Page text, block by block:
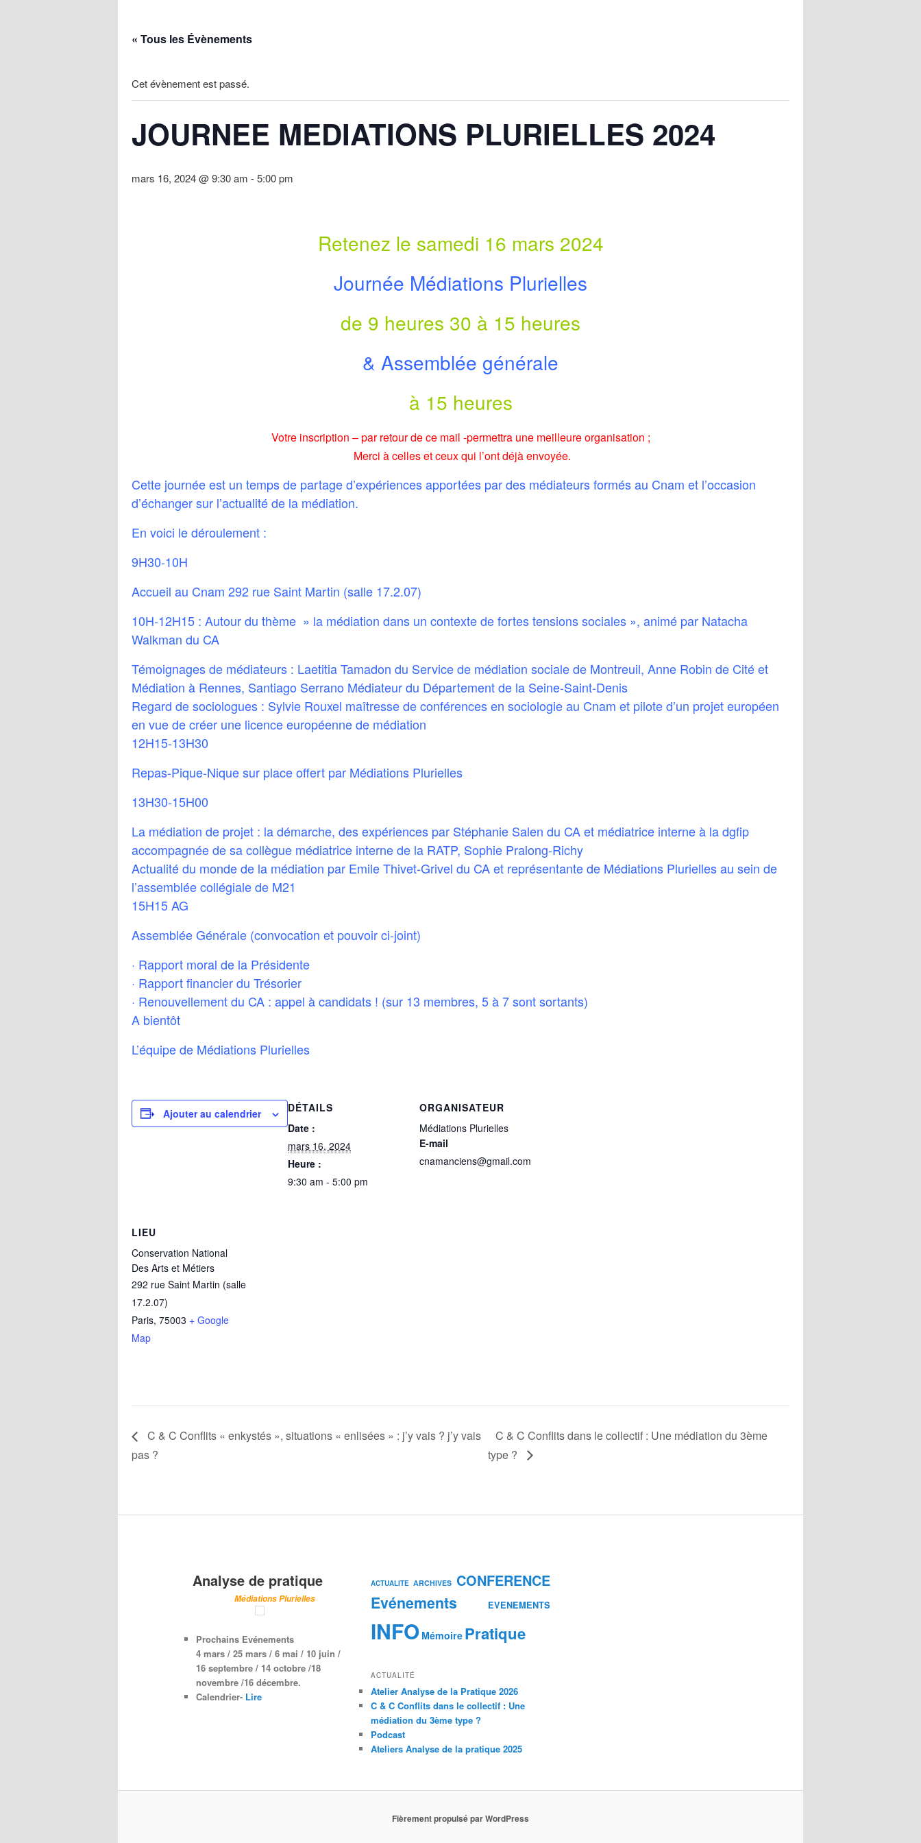
« Tous les Évènements
Cet évènement est passé.
JOURNEE MEDIATIONS PLURIELLES 2024
mars 16, 2024 @ 9:30 am -5:00 pm
Retenez le samedi 16 mars 2024
Journée Médiations Plurielles
de 9 heures 30 à 15 heures
& Assemblée générale
à 15 heures
Votre inscription – par retour de ce mail -permettra une meilleure organisation ;
Merci à celles et ceux qui l’ont déjà envoyée.
Cette journée est un temps de partage d’expériences apportées par des médiateurs formés au Cnam et l’occasion
d’échanger sur l’actualité de la médiation.
En voici le déroulement :
9H30-10H
Accueil au Cnam 292 rue Saint Martin (salle 17.2.07)
10H-12H15 : Autour du thème » la médiation dans un contexte de fortes tensions sociales », animé par Natacha
Walkman du CA
Témoignages de médiateurs : Laetitia Tamadon du Service de médiation sociale de Montreuil, Anne Robin de Cité et
Médiation à Rennes, Santiago Serrano Médiateur du Département de la Seine-Saint-Denis
Regard de sociologues : Sylvie Rouxel maîtresse de conférences en sociologie au Cnam et pilote d’un projet européen
en vue de créer une licence européenne de médiation
12H15-13H30
Repas-Pique-Nique sur place offert par Médiations Plurielles
13H30-15H00
La médiation de projet : la démarche, des expériences par Stéphanie Salen du CA et médiatrice interne à la dgfip
accompagnée de sa collègue médiatrice interne de la RATP, Sophie Pralong-Richy
Actualité du monde de la médiation par Emile Thivet-Grivel du CA et représentante de Médiations Plurielles au sein de
l’assemblée collégiale de M21
15H15 AG
Assemblée Générale (convocation et pouvoir ci-joint)
· Rapport moral de la Présidente
· Rapport financier du Trésorier
· Renouvellement du CA : appel à candidats ! (sur 13 membres, 5 à 7 sont sortants)
A bientôt
L’équipe de Médiations Plurielles
Ajouter au calendrier
DÉTAILS
Date :
mars 16, 2024
Heure :
9:30 am - 5:00 pm
ORGANISATEUR
Médiations Plurielles
E-mail
cnamanciens@gmail.com
LIEU
Conservation National
Des Arts et Métiers
292 rue Saint Martin (salle
17.2.07)
Paris, 75003 + Google
Map
C & C Conflits « enkystés », situations « enlisées » : j’y vais ? j’y vais
pas ?
C & C Conflits dans le collectif : Une médiation du 3ème
type ?
Analyse de pratique
Médiations Plurielles
Prochains Evénements
4 mars / 25 mars / 6 mai / 10 juin /
16 septembre / 14 octobre /18
novembre /16 décembre.
Calendrier- Lire
ACTUALITE ARCHIVES CONFERENCE
Evénements EVENEMENTS
INFO Mémoire Pratique
ACTUALITÉ
Atelier Analyse de la Pratique 2026
C & C Conflits dans le collectif : Une
médiation du 3ème type ?
Podcast
Ateliers Analyse de la pratique 2025
Fièrement propulsé par WordPress